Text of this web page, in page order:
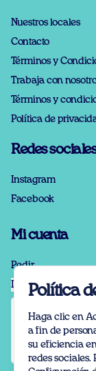
Nuestros locales
Contacto
Términos y
Trabaja con
Términos y
Política de
Redes sociales
Instagram
Facebook
Mi cuenta
Pedir
Iniciar sesión
Política
Haga clic en
a fin de
su eficiencia
redes sociales.